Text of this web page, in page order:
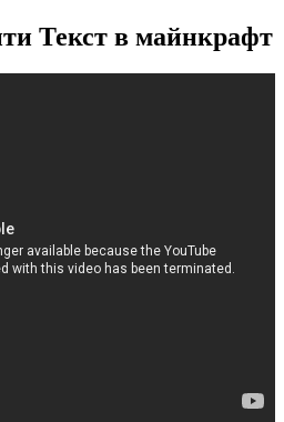
Текст в майнкрафт